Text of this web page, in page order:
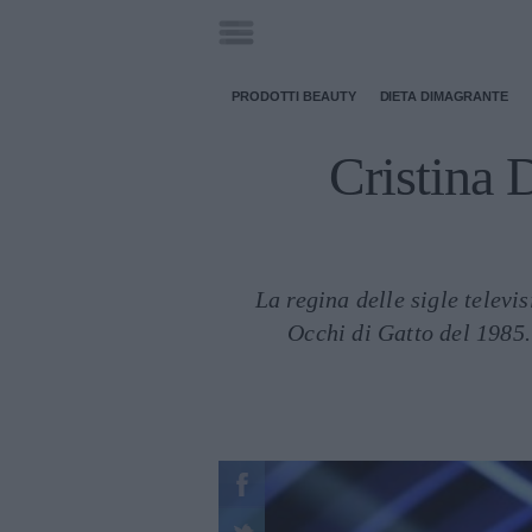
PRODOTTI BEAUTY DIETA DIMAGRANTE
Cristina
La regina delle sigle
Occhi di Gatto del